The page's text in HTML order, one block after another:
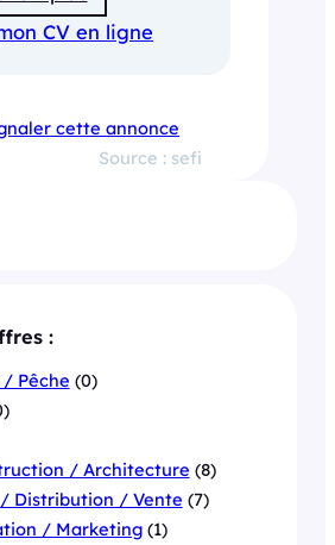
CV en ligne
cette annonce
Source : sefi
:
Pêche (0)
/ Architecture (8)
Distribution / Vente (7)
/ Marketing(1)